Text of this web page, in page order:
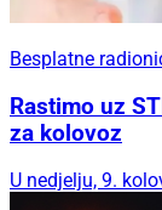
Besplatne
Rastimo uz
za kolovoz
U nedjelju, 9.